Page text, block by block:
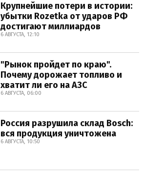
Крупнейшие потери в истории:
убытки Rozetka от ударов РФ
достигают миллиардов
6 АВГУСТА, 12:10
"Рынок пройдет по краю".
Почему дорожает топливо и
хватит ли его на АЗС
6 АВГУСТА, 06:00
Россия разрушила склад Bosch:
вся продукция уничтожена
6 АВГУСТА, 10:50